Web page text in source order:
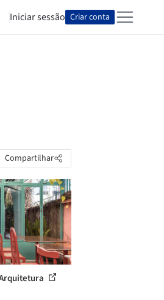
Iniciar sessão Criar conta
Compartilhar